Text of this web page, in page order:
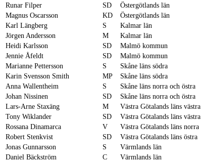
Runar Filper
SD Östergötlands län
Magnus Oscarsson
KD Östergötlands län
Karl Längberg
S Kalmar län
Jörgen Andersson
M Kalmar län
Heidi Karlsson
SD Malmö kommun
Jennie Åfeldt
SD Malmö kommun
Marianne Pettersson
S Skåne läns södra
Karin Svensson Smith
MP Skåne läns södra
Anna Wallentheim
S Skåne läns norra och östra
Johan Nissinen
SD Skåne läns norra och östra
Lars-Arne Staxäng
M Västra Götalands läns västra
Tony Wiklander
SD Västra Götalands läns västra
Rossana Dinamarca
V Västra Götalands läns norra
Robert Stenkvist
SD Västra Götalands läns östra
Jonas Gunnarsson
S Värmlands län
Daniel Bäckström
C Värmlands län